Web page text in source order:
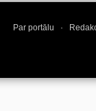
Par portālu ·